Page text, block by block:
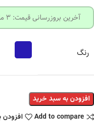
آخرین بروزرسانی قیمت: 3 ماه پیش
رنگ
افزودن به سبد خرید
Add to compare
افزودن